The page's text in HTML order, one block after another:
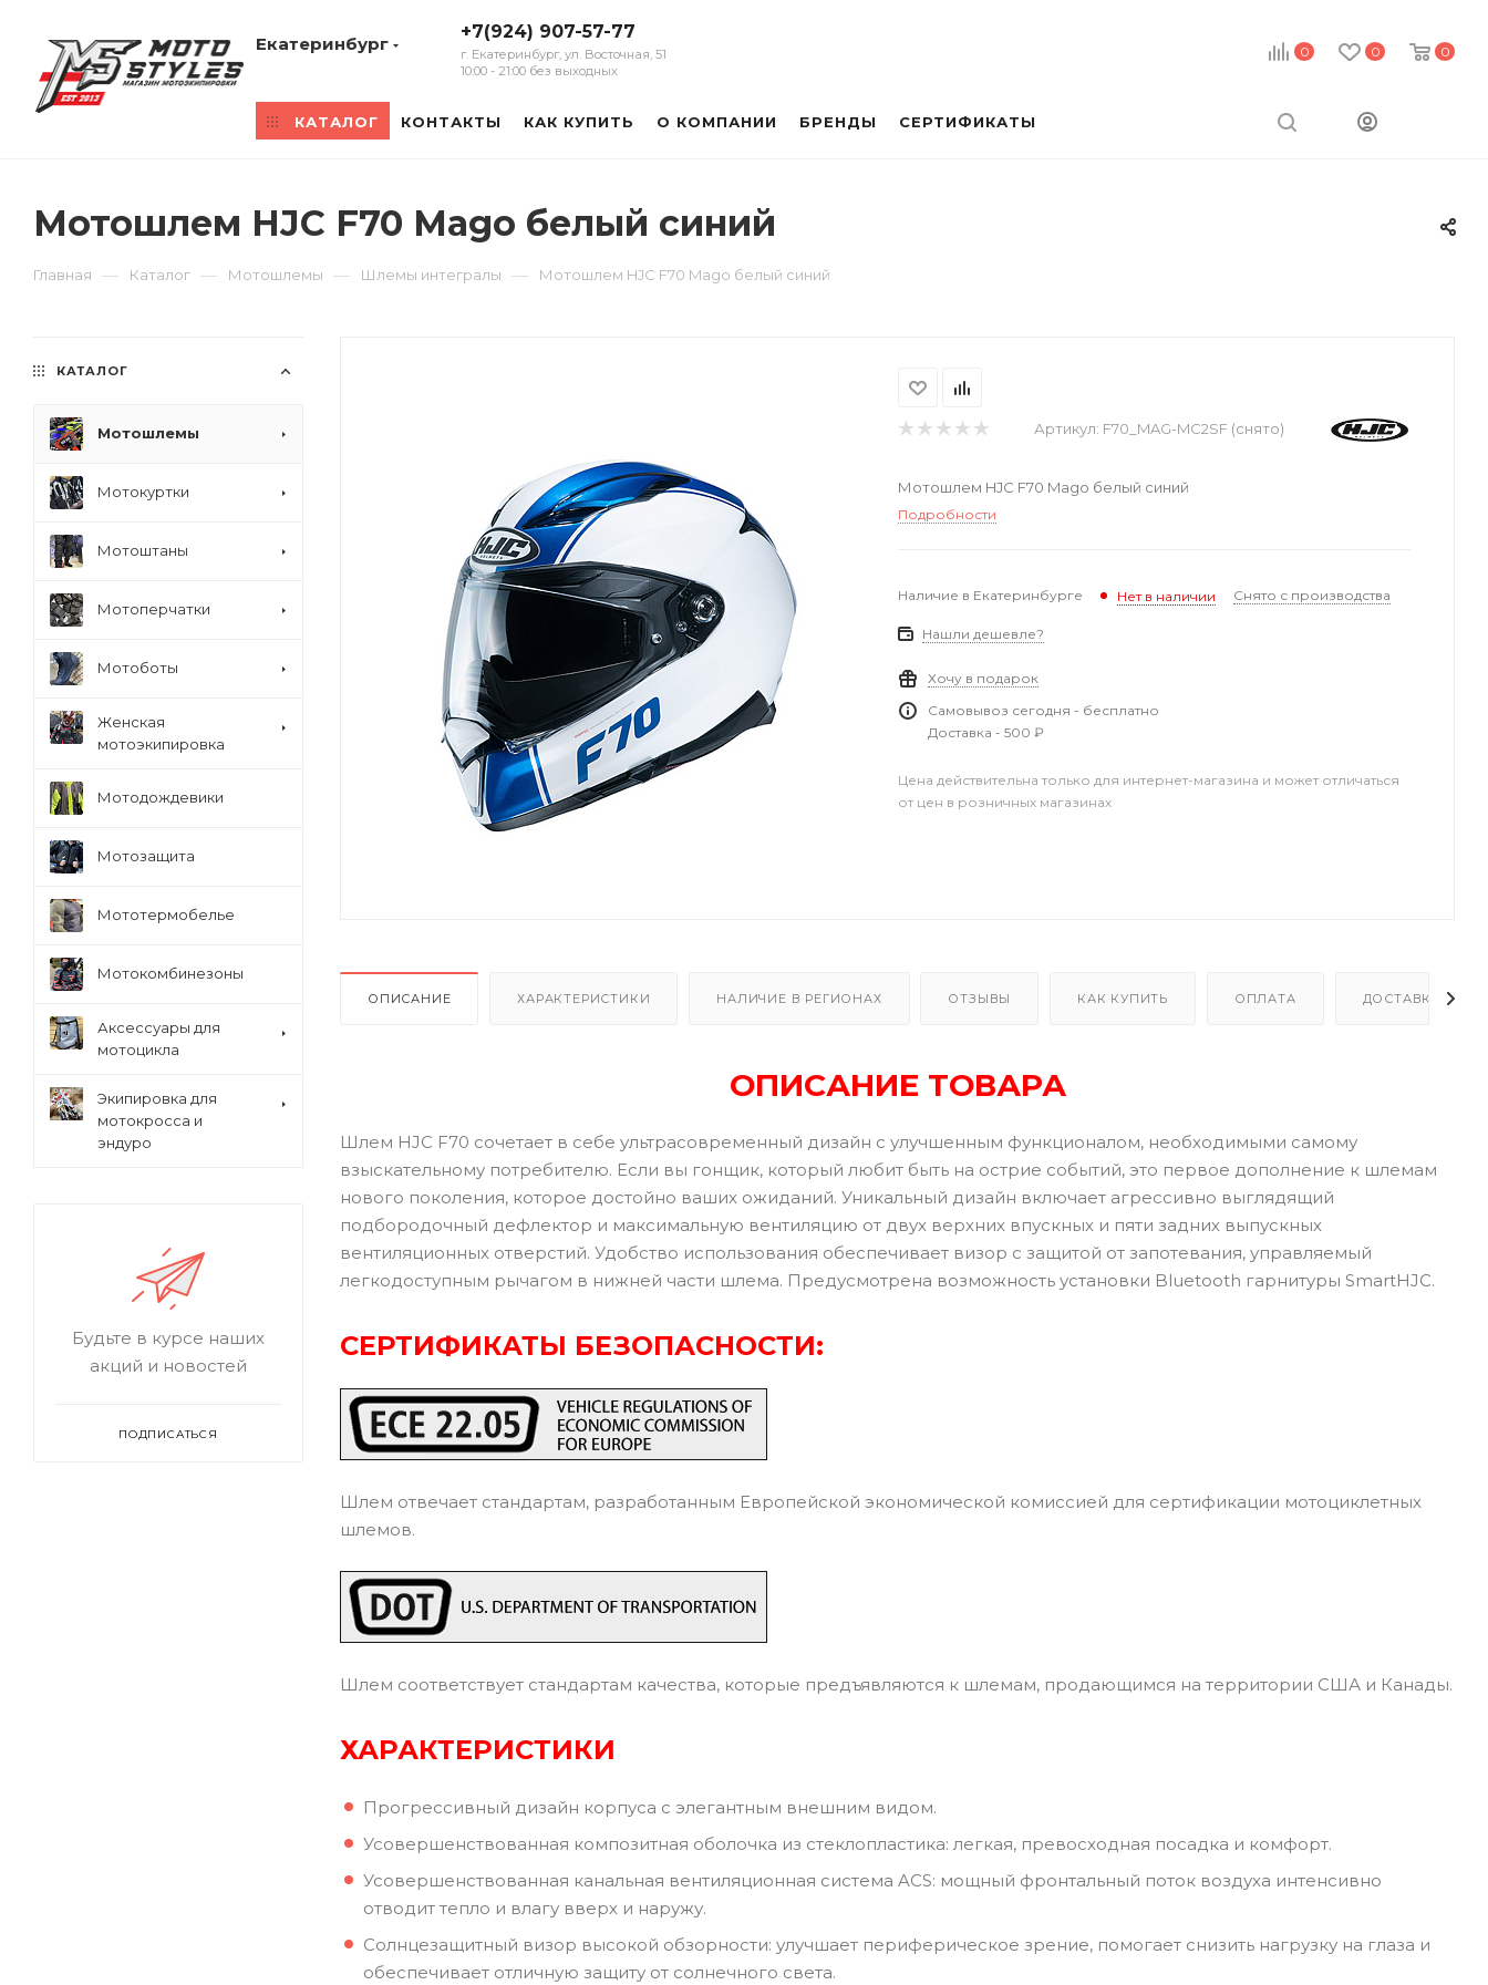
0 0 0
Екатеринбург
+7(924) 907-57-77
г. Екатеринбург, ул. Восточная, 51
10:00 - 21:00 без выходных
КАТАЛОГ КОНТАКТЫ КАК КУПИТЬ О КОМПАНИИ БРЕНДЫ СЕРТИФИКАТЫ
Мотошлем HJC F70 Mago белый синий
Главная — Каталог — Мотошлемы — Шлемы интегралы — Мотошлем HJC F70 Mago белый синий
Артикул: F70_MAG-MC2SF (снято)
Мотошлем HJC F70 Mago белый синий
Подробности
Наличие в Екатеринбурге Нет в наличии Снято с производства
Нашли дешевле?
Хочу в подарок
Самовывоз сегодня - бесплатно
Доставка - 500 ₽
Цена действительна только для интернет-магазина и может отличаться
от цен в розничных магазинах
ОПИСАНИЕ ХАРАКТЕРИСТИКИ НАЛИЧИЕ В РЕГИОНАХ ОТЗЫВЫ КАК КУПИТЬ ОПЛАТА ДОСТАВКА
ОПИСАНИЕ ТОВАРА
Шлем HJC F70 сочетает в себе ультрасовременный дизайн с улучшенным функционалом, необходимыми самому
взыскательному потребителю. Если вы гонщик, который любит быть на острие событий, это первое дополнение к шлемам
нового поколения, которое достойно ваших ожиданий. Уникальный дизайн включает агрессивно выглядящий
подбородочный дефлектор и максимальную вентиляцию от двух верхних впускных и пяти задних выпускных
вентиляционных отверстий. Удобство использования обеспечивает визор с защитой от запотевания, управляемый
легкодоступным рычагом в нижней части шлема. Предусмотрена возможность установки Bluetooth гарнитуры SmartHJC.
СЕРТИФИКАТЫ БЕЗОПАСНОСТИ:
Шлем отвечает стандартам, разработанным Европейской экономической комиссией для сертификации мотоциклетных
шлемов.
Шлем соответствует стандартам качества, которые предъявляются к шлемам, продающимся на территории США и Канады.
ХАРАКТЕРИСТИКИ
Прогрессивный дизайн корпуса с элегантным внешним видом.
Усовершенствованная композитная оболочка из стеклопластика: легкая, превосходная посадка и комфорт.
Усовершенствованная канальная вентиляционная система ACS: мощный фронтальный поток воздуха интенсивно
отводит тепло и влагу вверх и наружу.
Солнцезащитный визор высокой обзорности: улучшает периферическое зрение, помогает снизить нагрузку на глаза и
обеспечивает отличную защиту от солнечного света.
КАТАЛОГ
Мотошлемы
Мотокуртки
Мотоштаны
Мотоперчатки
Мотоботы
Женская
мотоэкипировка
Мотодождевики
Мотозащита
Мототермобелье
Мотокомбинезоны
Аксессуары для
мотоцикла
Экипировка для
мотокросса и
эндуро
Будьте в курсе наших
акций и новостей
ПОДПИСАТЬСЯ